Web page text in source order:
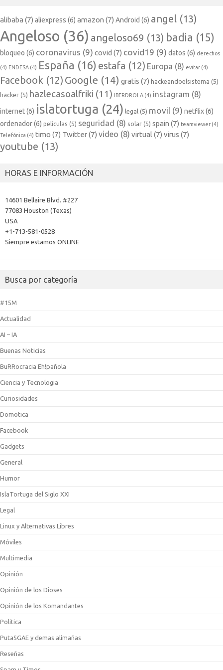
alibaba (7) aliexpress (6) amazon (7) Android (6) angel (13)
Angeloso (36) angeloso69 (13) badia (15)
bloqueo (6) coronavirus (9) covid (7) covid19 (9) datos (6) derechos
(4) ENDESA (4) España (16) estafa (12) Europa (8) evitar (4)
Facebook (12) Google (14) gratis (7) hackeandoelsistema (5)
hacker (5) hazlecasoalfriki (11) IBERDROLA (4) instagram (8)
internet(6) islatortuga (24) legal (5) movil (9) netflix(6)
ordenador(6) películas (5) seguridad (8) solar (5) spain (7) teamviewer (4)
Telefónica (4) timo (7) Twitter(7) video (8) virtual (7) virus (7)
youtube (13)
HORAS E INFORMACIÓN
14601 Bellaire Blvd. #227
77083 Houston (Texas)
USA
+1-713-581-0528
Siempre estamos ONLINE
Busca por categoría
#15M
Actualidad
AI – IA
Buenas Noticias
BuRRocracia Eh!pañola
Ciencia y Tecnologia
Curiosidades
Domotica
Facebook
Gadgets
General
Humor
IslaTortuga del Siglo XXI
Legal
Linux y Alternativas Libres
Móviles
Multimedia
Opinión
Opinión de los Dioses
Opinión de los Komandantes
Politica
PutaSGAE y demas alimañas
Reseñas